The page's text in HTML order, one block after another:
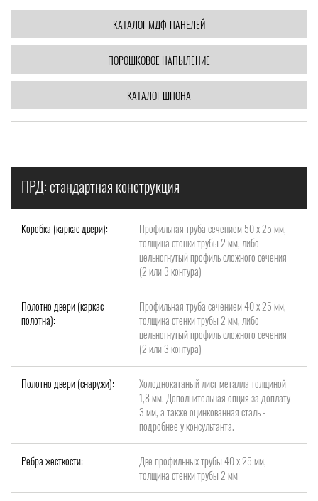
КАТАЛОГ МДФ-ПАНЕЛЕЙ
ПОРОШКОВОЕ НАПЫЛЕНИЕ
КАТАЛОГ ШПОНА
ПРД: стандартная конструкция
Коробка (каркас двери):
Профильная труба сечением 50 х 25 мм,
толщина стенки трубы 2 мм, либо
цельногнутый профиль сложного сечения
(2 или 3 контура)
Полотно двери (каркас
полотна):
Профильная труба сечением 40 х 25 мм,
толщина стенки трубы 2 мм, либо
цельногнутый профиль сложного сечения
(2 или 3 контура)
Полотно двери (снаружи):
Холоднокатаный лист металла толщиной
1,8 мм. Дополнительная опция за доплату -
3 мм, а также оцинкованная сталь -
подробнее у консультанта.
Ребра жесткости:
Две профильных трубы 40 х 25 мм,
толщина стенки трубы 2 мм